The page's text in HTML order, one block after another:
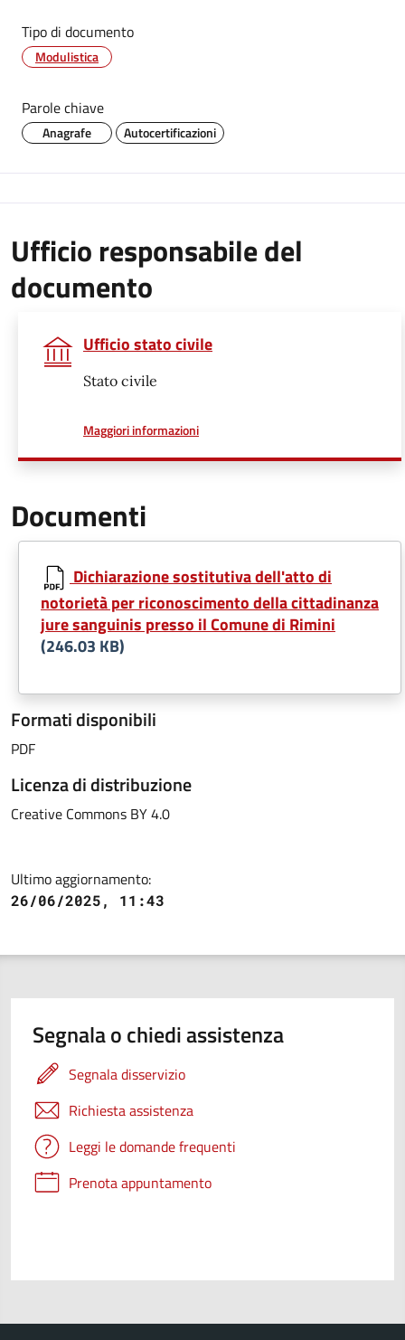
Tipo di documento
Modulistica
Parole chiave
Anagrafe Autocertificazioni
Ufficio responsabile del
documento
Ufficio stato civile
Stato civile
Maggiori informazionia proposito di
Documenti
Dichiarazione sostitutiva dell'atto di
notorietà per riconoscimento della cittadinanza
jure sanguinis presso il Comune di Rimini
(246.03 KB)
Formati disponibili
PDF
Licenza di distribuzione
Creative Commons BY 4.0
Ultimo aggiornamento:
26/06/2025, 11:43
Segnala o chiedi assistenza
Segnala disservizio
Richiesta assistenza
Leggi le domande frequenti
Prenota appuntamento